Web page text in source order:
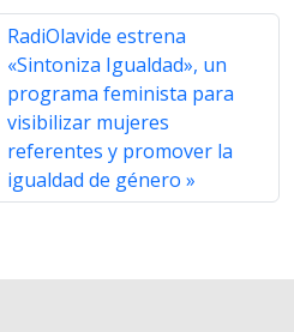
a
r
e
RadiOlavide estrena
«Sintoniza Igualdad», un
programa feminista para
visibilizar mujeres
referentes y promover la
igualdad de género